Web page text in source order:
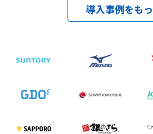
導入事例をも